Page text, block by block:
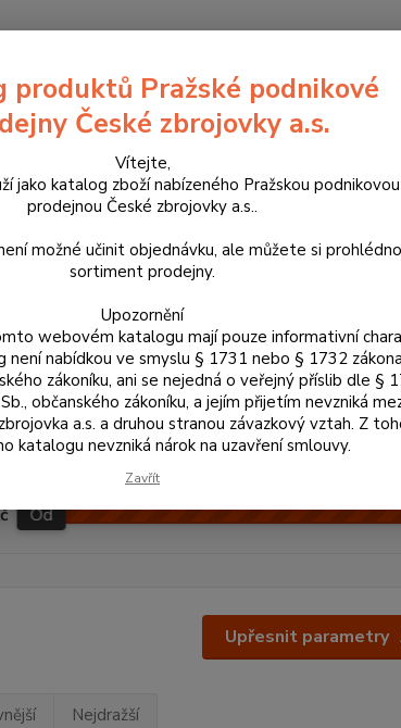
Hledat Nevíte
+420
a náhradní díly Pro pistole
Optics
Náhradní díly k
Upřesnit parametry
Od
Nejdražší
produktů Pražské podnikové
České zbrojovky a.s.
Vítejte,
jako katalog zboží nabízeného Pražskou podnikovou
prodejnou České zbrojovky a.s..
možné učinit objednávku, ale můžete si
sortiment prodejny.
Upozornění
webovém katalogu mají pouze informativní
nabídkou ve smyslu § 1731 nebo § 1732 zákona
zákoníku, ani se nejedná o veřejný příslib dle §
občanského zákoníku, a jejím přijetím nevzniká
a.s. a druhou stranou závazkový vztah. Z
katalogu nevzniká nárok na uzavření smlouvy.
Zavřít